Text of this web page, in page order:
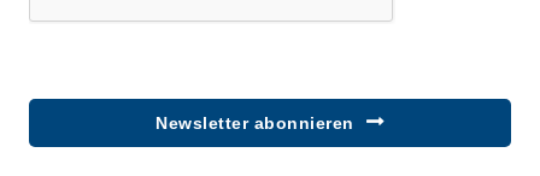
Newsletter abonnieren